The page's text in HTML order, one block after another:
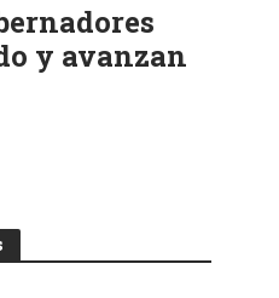
y avanzan